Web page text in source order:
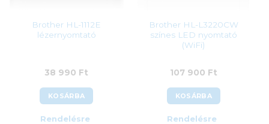
Brother HL-1112E
lézernyomtató
38 990 Ft
KOSÁRBA
Rendelésre
Brother HL-L3220CW
színes LED nyomtató
(WiFi)
107 900 Ft
KOSÁRBA
Rendelésre